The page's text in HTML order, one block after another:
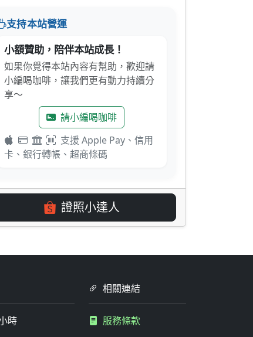
支持本站營運
小額贊助，陪伴本站成長！
如果你覺得本站內容有幫助，歡迎請
小編喝咖啡，讓我們更有動力持續分
享～
請小編喝咖啡
支援 Apple Pay、信用
卡、銀行轉帳、超商條碼
證照小達人
時
相關連結
服務條款